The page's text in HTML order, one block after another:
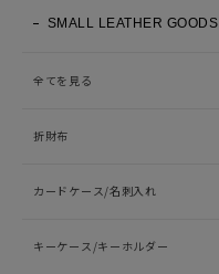
SMALL LEATHER GOODS
全てを見る
折財布
カードケース/名刺入れ
キーケース/キーホルダー